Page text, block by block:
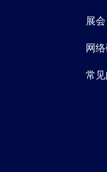
展会
网
常